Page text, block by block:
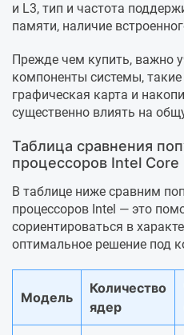
и L3, тип и частота
памяти, наличие
Прежде чем купить, важно
компоненты системы,
графическая карта и
существенно влиять на
Таблица сравнения
процессоров Intel Core
В таблице ниже сравним
процессоров Intel — это
сориентироваться в
оптимальное решение под
Модель
Количество
ядер